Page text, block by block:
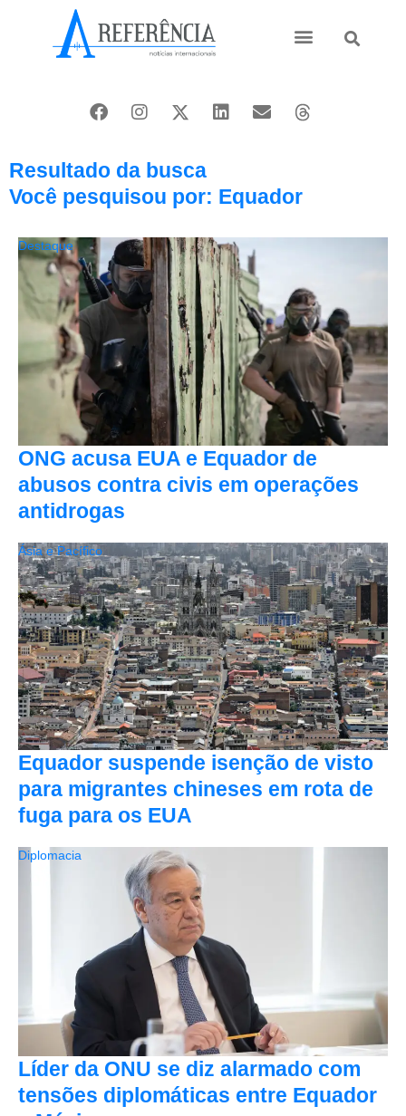
Resultado da busca
Você pesquisou por: Equador
ONG acusa EUA e Equador de
abusos contra civis em operações
antidrogas
Destaque
Equador suspende isenção de visto
para migrantes chineses em rota de
fuga para os EUA
Ásia e Pacífico
Líder da ONU se diz alarmado com
tensões diplomáticas entre Equador
Diplomacia